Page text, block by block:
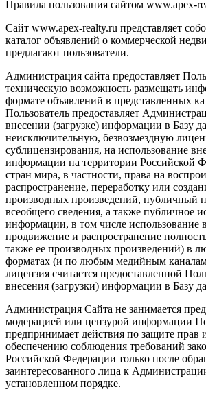
Правила пользования сайтом www.apex-
Сайт www.apex-realty.ru представляет
каталог объявлений о коммерческой
предлагают пользователи.
Администрация сайта предоставляет
техническую возможность размещать
формате объявлений в представленных
Пользователь предоставляет
внесении (загрузке) информации в Базу
неисключительную, безвозмездную
сублицензирования, на использование
информации на территории Российской
стран мира, в частности, права на
распространение, переработку или
производных произведений, публичный
всеобщего сведения, а также публичное
информации, в том числе использование
продвижение и распространение
также ее производных произведений) в
форматах (и по любым медийным
лицензия считается предоставленной
внесения (загрузки) информации в Базу
Администрация Сайта не занимается
модерацией или цензурой информации
предпринимает действия по защите прав
обеспечению соблюдения требований
Российской Федерации только после
заинтересованного лица к
установленном порядке.